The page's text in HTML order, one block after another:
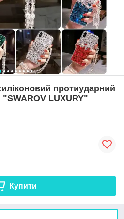
протиударний
LUXURY"
Купити